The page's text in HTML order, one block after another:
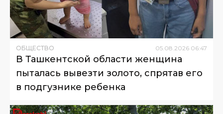
ОБЩЕСТВО 05.08.2026 06:47
В Ташкентской области женщина
пыталась вывезти золото, спрятав его
в подгузнике ребенка